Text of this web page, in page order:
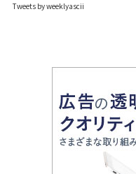
Tweets by weeklyascii